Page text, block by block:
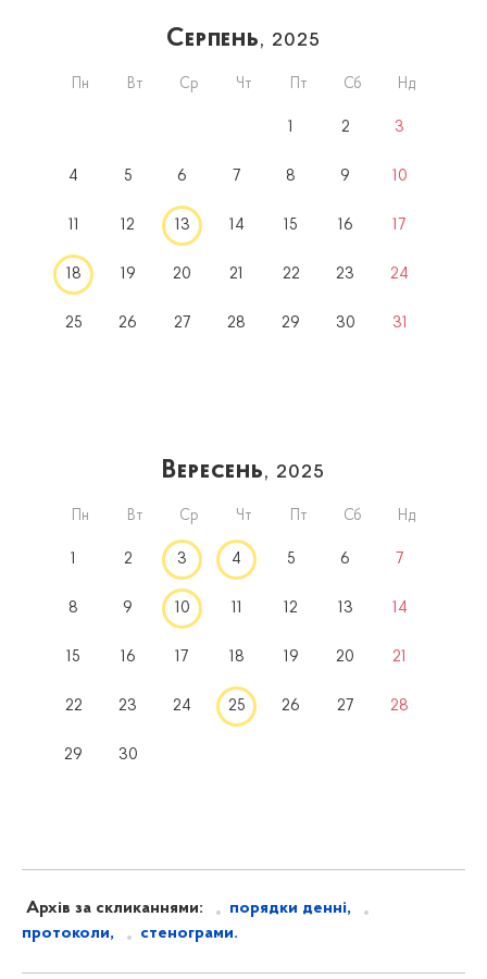
Серпень, 2025
Пн Вт Ср Чт Пт Сб Нд
1 2 3
4 5 6 7 8 9 10
11 12 13 14 15 16 17
18 19 20 21 22 23 24
25 26 27 28 29 30 31
Вересень, 2025
Пн Вт Ср Чт Пт Сб Нд
1 2 3 4 5 6 7
8 9 10 11 12 13 14
15 16 17 18 19 20 21
22 23 24 25 26 27 28
29 30
Архів за скликаннями:
порядки денні,
протоколи,
стенограми.